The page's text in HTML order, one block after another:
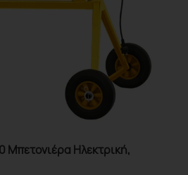
Μπετονιέρα Ηλεκτρική,